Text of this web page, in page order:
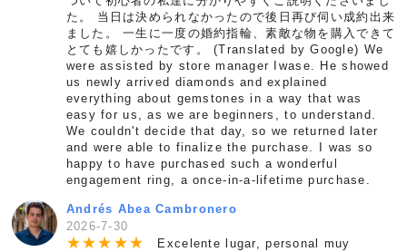
た。 当日は決められなかったので後日再び伺い成約出来
ました。 一生に一度の婚約指輪、素敵な物を購入できて
とても嬉しかったです。 (Translated by Google) We
were assisted by store manager Iwase. He showed
us newly arrived diamonds and explained
everything about gemstones in a way that was
easy for us, as we are beginners, to understand.
We couldn't decide that day, so we returned later
and were able to finalize the purchase. I was so
happy to have purchased such a wonderful
engagement ring, a once-in-a-lifetime purchase.
Andrés Abea Cambronero
2026-7-30
★★★ ★★
Excelente lugar, personal muy